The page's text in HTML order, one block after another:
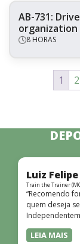
AB-731:
organization
8 HORAS
1 2
Luiz
Train the Trainer
“Recomendo
quem deseja
LEIA MAIS